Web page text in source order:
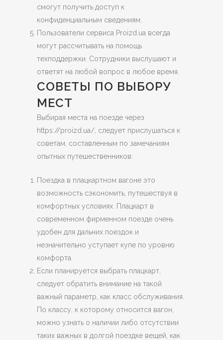
смогут получить доступ к
конфиденциальным сведениям.
Пользователи сервиса Proizd.ua всегда
могут рассчитывать на помощь
техподдержки. Сотрудники выслушают и
ответят на любой вопрос в любое время.
СОВЕТЫ ПО ВЫБОРУ
МЕСТ
Выбирая места на поезде через
https://proizd.ua/, следует прислушаться к
советам, составленным по замечаниям
опытных путешественников:
Поездка в плацкартном вагоне это
возможность сэкономить, путешествуя в
комфортных условиях. Плацкарт в
современном фирменном поезде очень
удобен для дальних поездок и
незначительно уступает купе по уровню
комфорта.
Если планируется выбрать плацкарт,
следует обратить внимание на такой
важный параметр, как класс обслуживания.
По классу, к которому относится вагон,
можно узнать о наличии либо отсутствии
таких важных в долгой поездке вещей, как